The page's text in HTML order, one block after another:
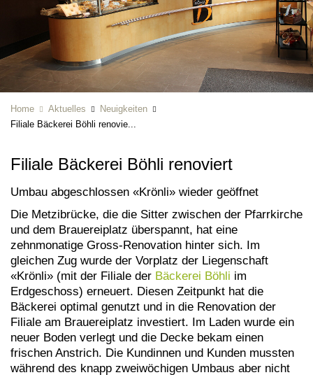
Home Aktuelles
Neuigkeiten
Filiale Bäckerei Böhli renovie...
Filiale Bäckerei Böhli renoviert
Umbau abgeschlossen «Krönli» wieder geöffnet
Die Metzibrücke, die die Sitter zwischen der Pfarrkirche
und dem Brauereiplatz überspannt, hat eine
zehnmonatige Gross-Renovation hinter sich. Im
gleichen Zug wurde der Vorplatz der Liegenschaft
«Krönli» (mit der Filiale der Bäckerei Böhli im
Erdgeschoss) erneuert. Diesen Zeitpunkt hat die
Bäckerei optimal genutzt und in die Renovation der
Filiale am Brauereiplatz investiert. Im Laden wurde ein
neuer Boden verlegt und die Decke bekam einen
frischen Anstrich. Die Kundinnen und Kunden mussten
während des knapp zweiwöchigen Umbaus aber nicht